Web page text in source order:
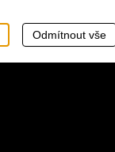
Odmítnout vše